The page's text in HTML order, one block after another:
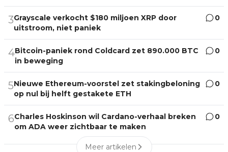
3Grayscale verkocht $180 miljoen XRP door
uitstroom, niet paniek
0
4Bitcoin-paniek rond Coldcard zet 890.000 BTC
in beweging
0
5Nieuwe Ethereum-voorstel zet stakingbeloning
op nul bij helft gestakete ETH
0
6Charles Hoskinson wil Cardano-verhaal breken
om ADA weer zichtbaar te maken
0
Meer artikelen